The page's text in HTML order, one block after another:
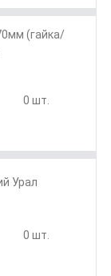
(гайка/
0 шт.
Урал
0 шт.